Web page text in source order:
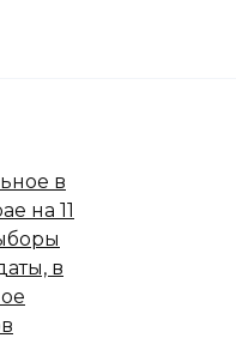
в
на 11
в